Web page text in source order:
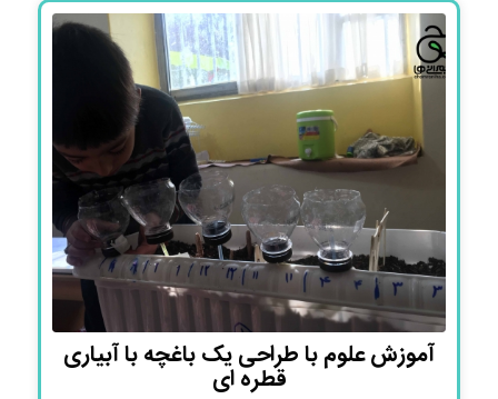
آموزش علوم با طراحی یک باغچه با آبیاری
قطره ای